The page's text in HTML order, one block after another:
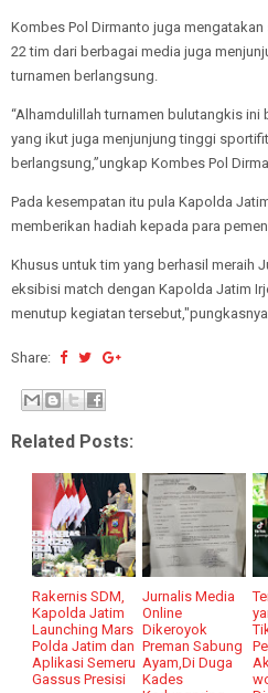
Kombes Pol Dirmanto juga
22 tim dari berbagai media juga
turnamen berlangsung.
“Alhamdulillah turnamen bulutangkis ini
yang ikut juga menjunjung tinggi
berlangsung,”ungkap Kombes Pol
Pada kesempatan itu pula Kapolda
memberikan hadiah kepada para
Khusus untuk tim yang berhasil meraih
eksibisi match dengan Kapolda Jatim
menutup kegiatan
Share:
Related Posts:
Rakernis SDM,
Kapolda Jatim
Launching Mars
Polda Jatim dan
Aplikasi Semeru
Gassus Presisi
Jurnalis Media
Online
Dikeroyok
Preman Sabung
Ayam,Di Duga
Kades